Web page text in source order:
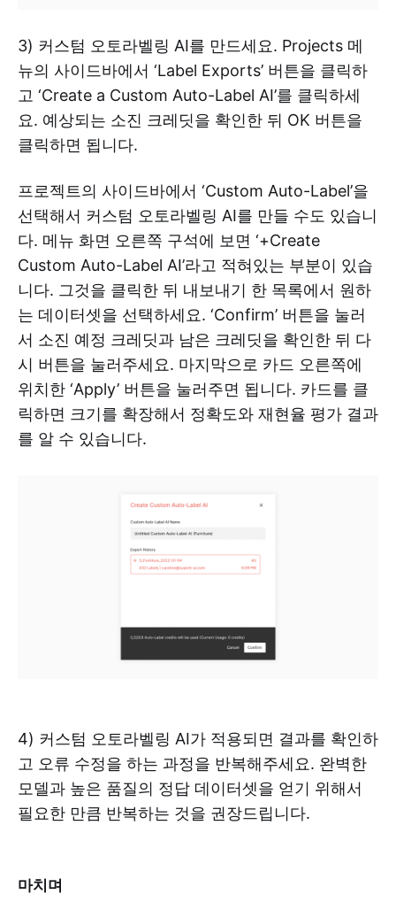
3) 커스텀 오토라벨링 AI를 만드세요. Projects 메
뉴의 사이드바에서 ‘Label Exports’ 버튼을 클릭하
고 ‘Create a Custom Auto-Label AI’를 클릭하세
요. 예상되는 소진 크레딧을 확인한 뒤 OK 버튼을
클릭하면 됩니다.
프로젝트의 사이드바에서 ‘Custom Auto-Label’을
선택해서 커스텀 오토라벨링 AI를 만들 수도 있습니
다. 메뉴 화면 오른쪽 구석에 보면 ‘+Create
Custom Auto-Label AI’라고 적혀있는 부분이 있습
니다. 그것을 클릭한 뒤 내보내기 한 목록에서 원하
는 데이터셋을 선택하세요. ‘Confirm’ 버튼을 눌러
서 소진 예정 크레딧과 남은 크레딧을 확인한 뒤 다
시 버튼을 눌러주세요. 마지막으로 카드 오른쪽에
위치한 ‘Apply’ 버튼을 눌러주면 됩니다. 카드를 클
릭하면 크기를 확장해서 정확도와 재현율 평가 결과
를 알 수 있습니다.
4) 커스텀 오토라벨링 AI가 적용되면 결과를 확인하
고 오류 수정을 하는 과정을 반복해주세요. 완벽한
모델과 높은 품질의 정답 데이터셋을 얻기 위해서
필요한 만큼 반복하는 것을 권장드립니다.
마치며